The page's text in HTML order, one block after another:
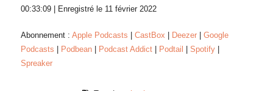
00:33:09| Enregistré le 11 février 2022
Abonnement : Apple Podcasts CastBox Deezer| Google
Podcasts
Podbean| Podcast Addict| Podtail Spotify|
Spreaker